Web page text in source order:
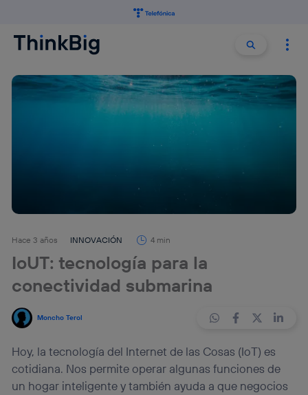
Buscar
Hace 3 años INNOVACIÓN 4 min
IoUT: tecnología para la
conectividad submarina
Moncho Terol
Hoy, la tecnología del Internet de las Cosas (IoT) es
cotidiana. Nos permite operar algunas funciones de
un hogar inteligente y también ayuda a que negocios